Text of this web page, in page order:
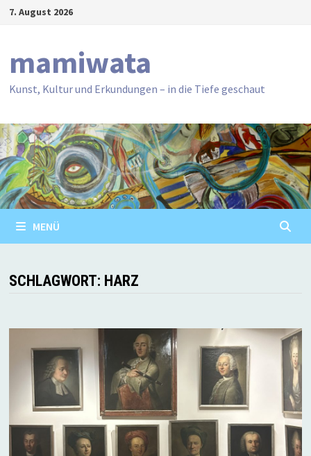
Zum7. August 2026
mamiwata
Kunst, Kultur und Erkundungen – in die Tiefe geschaut
MENÜ
SCHLAGWORT: HARZ